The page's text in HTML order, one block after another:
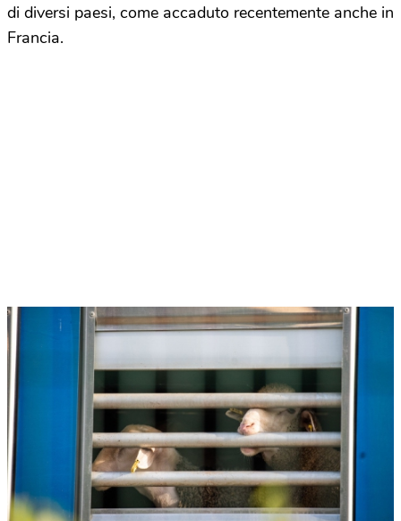
di diversi paesi, come accaduto recentemente anche in
Francia.